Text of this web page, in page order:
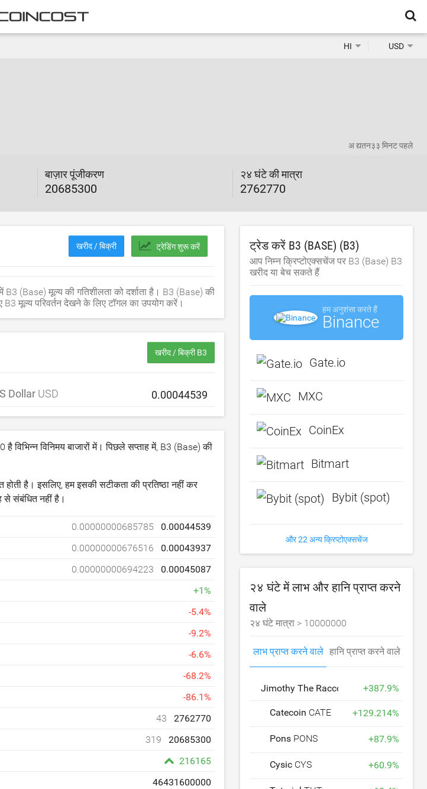
HI USD
बाज़ार पूंजीकरण
20685300
२४ घंटे की मात्रा
2762770
अ द्यतन३३ मिनट पहले
खरीद / बिक्री ट्रेडिंग शुरू करें
B3 (Base) मूल्य की गतिशीलता को दर्शाता है। B3 (Base) की
मूल्य परिवर्तन देखने के लिए टॉगल का उपयोग करें।
खरीद / बिक्री B3
Dollar USD
है विभिन्न विनिमय बाजारों में। पिछले सप्ताह में, B3 (Base) की
है। इसलिए, हम इसकी सटीकता की प्रतिष्ठा नहीं कर
से संबंधित नहीं है।
0.00000000685785
0.00044539
0.00000000676516
0.00043937
0.00000000694223
0.00045087
+1%
-5.4%
-9.2%
-6.6%
-68.2%
-86.1%
43
2762770
319
20685300
216165
46431600000
ट्रेड करें B3 (BASE) (B3)
आप निम्न क्रिप्टोएक्सचेंज पर B3 (Base) B3
खरीद या बेच सकते हैं
हम अनुशंसा करते हैं
Binance
Gate.io
MXC
CoinEx
Bitmart
Bybit (spot)
और 22 अन्य क्रिप्टोएक्सचेंज
२४ घंटे में लाभ और हानि प्राप्त करने
वाले
२४ घंटे मात्रा > 10000000
लाभ प्राप्त करने वाले हानि प्राप्त करने वाले
Jimothy The Raccoon JIMOTHY
+387.9%
Catecoin CATE +129.214%
Pons PONS +87.9%
Cysic CYS +60.9%